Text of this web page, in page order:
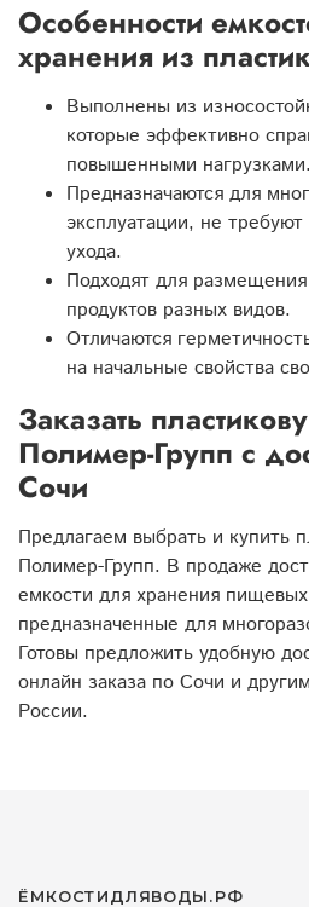
Особенности
хранения из
Выполнены из
которые эффективно
повышенными нагрузками.
Предназначаются для
эксплуатации, не
ухода.
Подходят для
продуктов разных видов.
Отличаются
на начальные свойства
Заказать
Полимер-Групп с
Сочи
Предлагаем выбрать и купить
Полимер-Групп. В продаже
емкости для хранения
предназначенные для
Готовы предложить удобную
онлайн заказа по Сочи и
России.
ЁМКОСТИДЛЯВОДЫ.РФ